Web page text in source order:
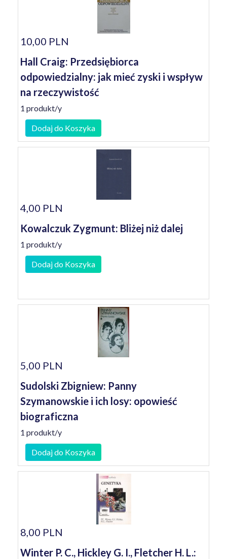
10,00 PLN
Hall Craig: Przedsiębiorca
odpowiedzialny: jak mieć zyski i wspływ
na rzeczywistość
1 produkt/y
Dodaj do Koszyka
4,00 PLN
Kowalczuk Zygmunt: Bliżej niż dalej
1 produkt/y
Dodaj do Koszyka
5,00 PLN
Sudolski Zbigniew: Panny
Szymanowskie i ich losy: opowieść
biograficzna
1 produkt/y
Dodaj do Koszyka
8,00 PLN
Winter P. C., Hickley G. I., Fletcher H. L.: